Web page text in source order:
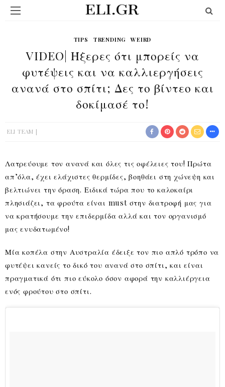
TIPS TRENDING WEIRD
VIDEO| Ήξερες ότι μπορείς να
φυτέψεις και να καλλιεργήσεις
ανανά στο σπίτι; Δες το βίντεο και
δοκίμασέ το!
ELI TEAM
Λατρεύουμε τον ανανά και όλες τις οφέλειες του! Πρώτα
απ’όλα, έχει ελάχιστες θερμίδες, βοηθάει στη χώνεψη και
βελτιώνει την όραση. Ειδικά τώρα που το καλοκαίρι
πλησιάζει, τα φρούτα είναι must στην διατροφή μας για
να κρατήσουμε την επιδερμίδα αλλά και τον οργανισμό
μας ενυδατωμένο!
Μία κοπέλα στην Αυστραλία έδειξε τον πιο απλό τρόπο να
φυτέψει κανείς το δικό του ανανά στο σπίτι, και είναι
πραγματικά ότι πιο εύκολο όσον αφορά την καλλιέργεια
ενός φρούτου στο σπίτι.